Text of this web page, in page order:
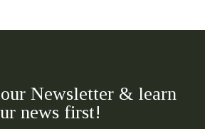
Newsletter & learn
news first!